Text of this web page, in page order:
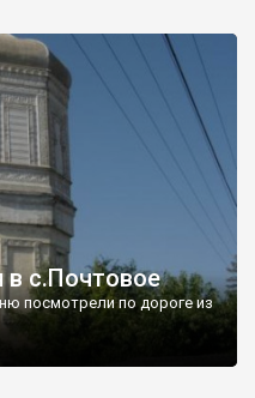
в с.Почтовое
посмотрели по дороге из